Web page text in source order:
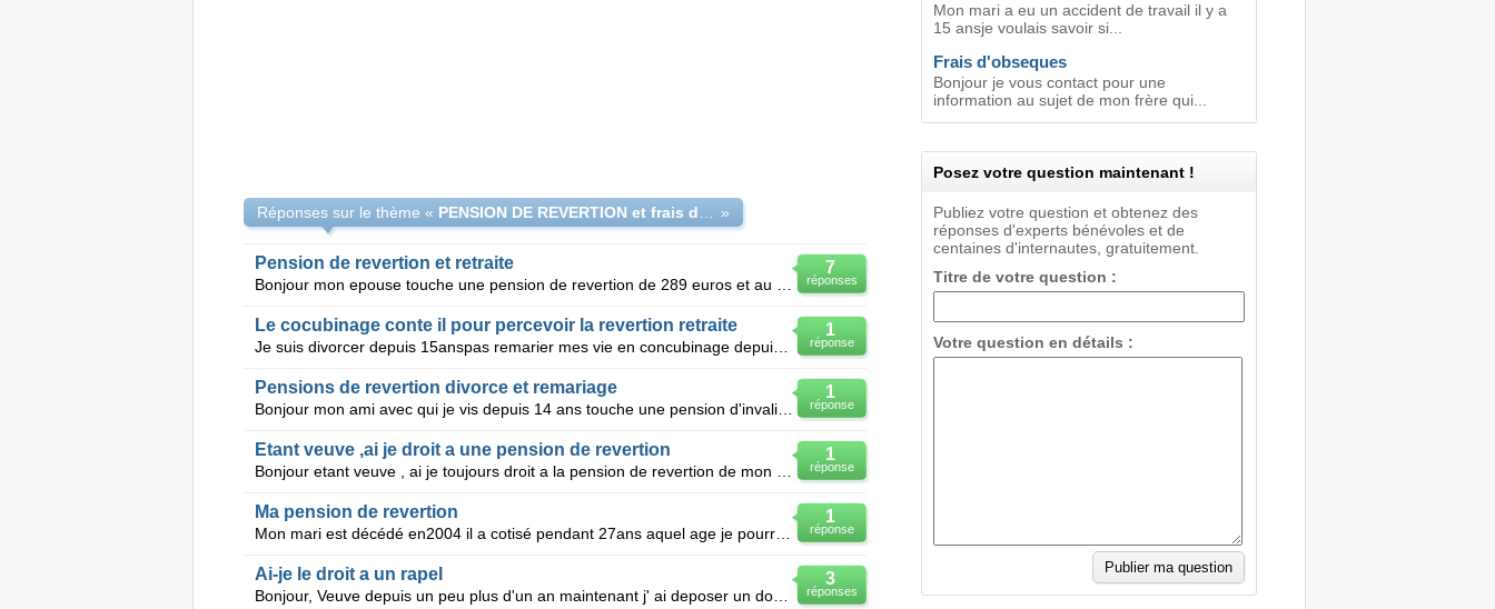
Réponses sur le thème « »
7
réponses
Pension de revertion et retraite
1
réponse
Le cocubinage conte il pour percevoir la revertion retraite
Je suis divorcer depuis 15anspas remarier mes vie en concubinage depuis 15ans mon exe femme et rema
1
réponse
Pensions de revertion divorce et remariage
Bonjour mon ami avec qui je vis depuis 14 ans touche une pension d'invalidite.son ex femme qui c'e
1
réponse
Etant veuve ,ai je droit a une pension de revertion
1
réponse
Ma pension de revertion
Mon mari est décédé en2004 il a cotisé pendant 27ans aquel age je pourrai toucher ma pension de reve
3
réponses
Ai-je le droit a un rapel
Bonjour, Veuve depuis un peu plus d'un an maintenant j' ai deposer un dossier de pension de rever
Mon mari a eu un accident de travail il y a
15 ansje voulais savoir si...
Frais d'obseques
Bonjour je vous contact pour une
information au sujet de mon frère qui...
Posez votre question maintenant !
Publiez votre question et obtenez des
réponses d'experts bénévoles et de
centaines d'internautes, gratuitement.
Titre de votre question :
Votre question en détails :